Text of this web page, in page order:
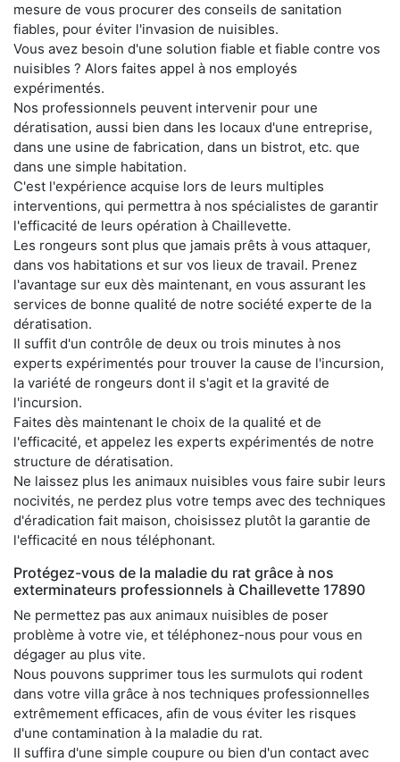
mesure de vous procurer des conseils de sanitation
fiables, pour éviter l'invasion de nuisibles.
Vous avez besoin d'une solution fiable et fiable contre vos
nuisibles ? Alors faites appel à nos employés
expérimentés.
Nos professionnels peuvent intervenir pour une
dératisation, aussi bien dans les locaux d'une entreprise,
dans une usine de fabrication, dans un bistrot, etc. que
dans une simple habitation.
C'est l'expérience acquise lors de leurs multiples
interventions, qui permettra à nos spécialistes de garantir
l'efficacité de leurs opération à Chaillevette.
Les rongeurs sont plus que jamais prêts à vous attaquer,
dans vos habitations et sur vos lieux de travail. Prenez
l'avantage sur eux dès maintenant, en vous assurant les
services de bonne qualité de notre société experte de la
dératisation.
Il suffit d'un contrôle de deux ou trois minutes à nos
experts expérimentés pour trouver la cause de l'incursion,
la variété de rongeurs dont il s'agit et la gravité de
l'incursion.
Faites dès maintenant le choix de la qualité et de
l'efficacité, et appelez les experts expérimentés de notre
structure de dératisation.
Ne laissez plus les animaux nuisibles vous faire subir leurs
nocivités, ne perdez plus votre temps avec des techniques
d'éradication fait maison, choisissez plutôt la garantie de
l'efficacité en nous téléphonant.
Protégez-vous de la maladie du rat grâce à nos
exterminateurs professionnels à Chaillevette 17890
Ne permettez pas aux animaux nuisibles de poser
problème à votre vie, et téléphonez-nous pour vous en
dégager au plus vite.
Nous pouvons supprimer tous les surmulots qui rodent
dans votre villa grâce à nos techniques professionnelles
extrêmement efficaces, afin de vous éviter les risques
d'une contamination à la maladie du rat.
Il suffira d'une simple coupure ou bien d'un contact avec